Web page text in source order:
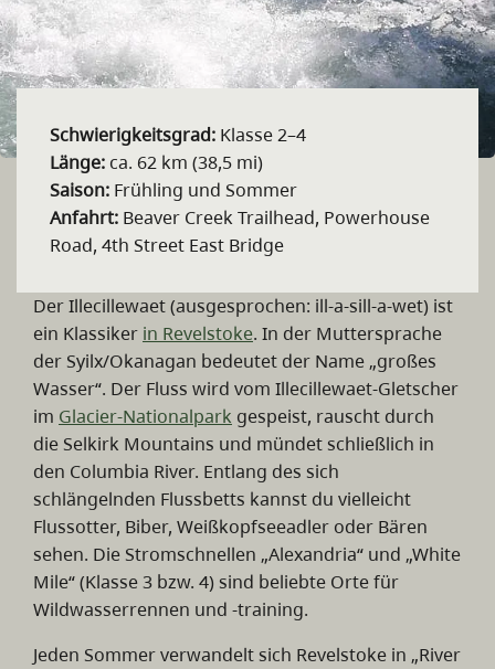
Schwierigkeitsgrad: Klasse 2–4
Länge: ca. 62 km (38,5 mi)
Saison: Frühling und Sommer
Anfahrt: Beaver Creek Trailhead, Powerhouse
Road, 4th Street East Bridge
Der Illecillewaet (ausgesprochen: ill-a-sill-a-wet) ist
ein Klassiker in Revelstoke. In der Muttersprache
der Syilx/Okanagan bedeutet der Name „großes
Wasser“. Der Fluss wird vom Illecillewaet-Gletscher
im Glacier-Nationalpark gespeist, rauscht durch
die Selkirk Mountains und mündet schließlich in
den Columbia River. Entlang des sich
schlängelnden Flussbetts kannst du vielleicht
Flussotter, Biber, Weißkopfseeadler oder Bären
sehen. Die Stromschnellen „Alexandria“ und „White
Mile“ (Klasse 3 bzw. 4) sind beliebte Orte für
Wildwasserrennen und -training.
Jeden Sommer verwandelt sich Revelstoke in „River